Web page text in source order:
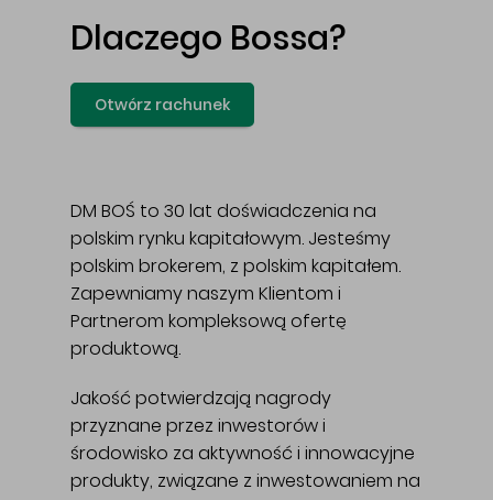
Dlaczego Bossa?
Otwórz rachunek
DM BOŚ to 30 lat doświadczenia na
polskim rynku kapitałowym. Jesteśmy
polskim brokerem, z polskim kapitałem.
Zapewniamy naszym Klientom i
Partnerom kompleksową ofertę
produktową.
Jakość potwierdzają nagrody
przyznane przez inwestorów i
środowisko za aktywność i innowacyjne
produkty, związane z inwestowaniem na